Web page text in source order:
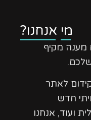
מי אנחנו?
מענה מקיף
שלכם.
לאתר
חדש
ועוד, אנחנו